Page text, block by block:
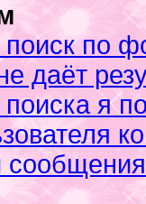
поиск по
даёт
поиска я